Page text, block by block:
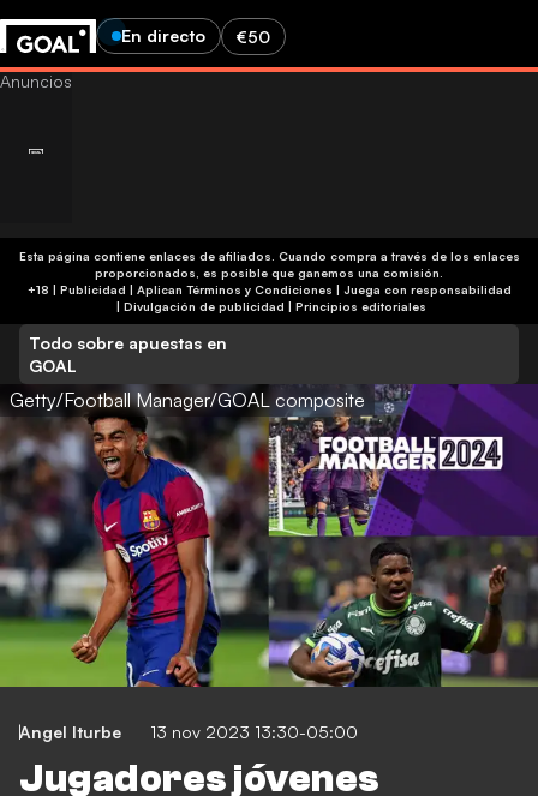
En directo €50
Esta página contiene enlaces de afiliados. Cuando compra a través de los enlaces
proporcionados, es posible que ganemos una comisión.
+18 | Publicidad | Aplican Términos y Condiciones | Juega con responsabilidad
| Divulgación de publicidad | Principios editoriales
Todo sobre apuestas en
GOAL
Getty/Football Manager/GOAL composite
Angel Iturbe 13 nov 2023 13:30-05:00
Jugadores jóvenes